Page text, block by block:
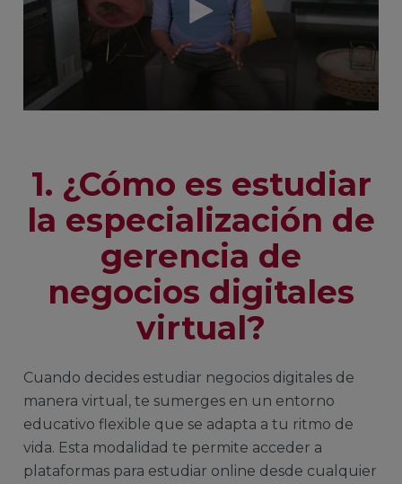
1. ¿Cómo es estudiar
la especialización de
gerencia de
negocios digitales
virtual?
Cuando decides estudiar negocios digitales de
manera virtual, te sumerges en un entorno
educativo flexible que se adapta a tu ritmo de
vida. Esta modalidad te permite acceder a
plataformas para estudiar online desde cualquier